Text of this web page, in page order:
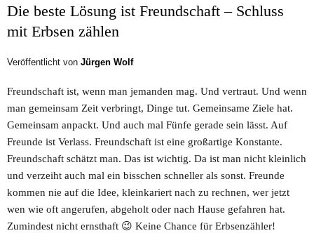
Die beste Lösung ist Freundschaft – Schluss
mit Erbsen zählen
Veröffentlicht von Jürgen Wolf
Freundschaft ist, wenn man jemanden mag. Und vertraut. Und wenn
man gemeinsam Zeit verbringt, Dinge tut. Gemeinsame Ziele hat.
Gemeinsam anpackt. Und auch mal Fünfe gerade sein lässt. Auf
Freunde ist Verlass. Freundschaft ist eine großartige Konstante.
Freundschaft schätzt man. Das ist wichtig. Da ist man nicht kleinlich
und verzeiht auch mal ein bisschen schneller als sonst. Freunde
kommen nie auf die Idee, kleinkariert nach zu rechnen, wer jetzt
wen wie oft angerufen, abgeholt oder nach Hause gefahren hat.
Zumindest nicht ernsthaft 😉 Keine Chance für Erbsenzähler!